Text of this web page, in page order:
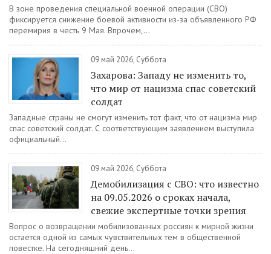
В зоне проведения специальной военной операции (СВО)
фиксируется снижение боевой активности из-за объявленного РФ
перемирия в честь 9 Мая. Впрочем,...
09 май 2026, Суббота
Захарова: Западу не изменить то,
что мир от нацизма спас советский
солдат
Западные страны не смогут изменить тот факт, что от нацизма мир
спас советский солдат. С соответствующим заявлением выступила
официальный...
09 май 2026, Суббота
Демобилизация с СВО: что известно
на 09.05.2026 о сроках начала,
свежие экспертные точки зрения
Вопрос о возвращении мобилизованных россиян к мирной жизни
остается одной из самых чувствительных тем в общественной
повестке. На сегодняшний день...